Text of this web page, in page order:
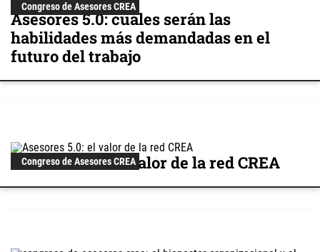
Congreso de Asesores CREA
Asesores 5.0: cuáles serán las
habilidades más demandadas en el
futuro del trabajo
Congreso de Asesores CREA
Asesores 5.0: el valor de la red CREA